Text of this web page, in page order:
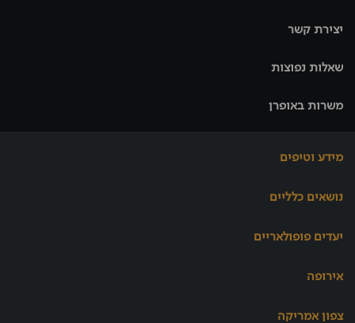
יצירת קשר
שאלות נפוצות
משרות באופרן
מידע וטיפים
נושאים כלליים
יעדים פופולאריים
אירופה
צפון אמריקה